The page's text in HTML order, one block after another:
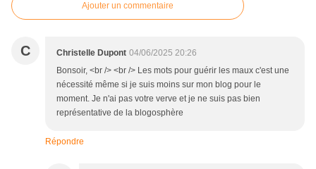
Ajouter un commentaire
C Christelle Dupont 04/06/2025 20:26
Bonsoir, <br /> <br /> Les mots pour guérir les maux c'est une
nécessité même si je suis moins sur mon blog pour le
moment. Je n'ai pas votre verve et je ne suis pas bien
représentative de la blogosphère
Répondre